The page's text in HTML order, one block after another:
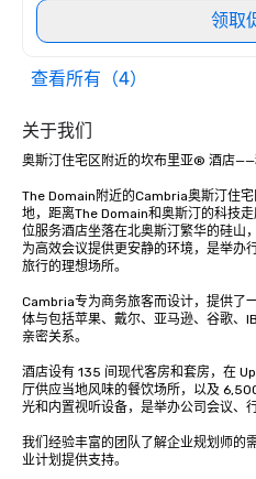
领取
查看所有（4）
关于我们
奥斯汀住宅区附近的坎布里亚® 酒店
The Domain附近的Cambria奥斯汀住
地，距离The Domain和奥斯汀的科技
位服务酒店坐落在北奥斯汀繁华的硅山
为高效会议提供更安静的环境，是举办
旅行的理想场所。
Cambria专为商务旅客而设计，提供了
体与包括苹果、戴尔、亚马逊、谷歌、
亲密关系。
酒店设有 135 间现代客房和套房，在
厅供应当地风味的餐饮场所，以及
光和内置视听设备，是举办公司会议、
我们经验丰富的团队了解企业规划师的
业计划提供支持。